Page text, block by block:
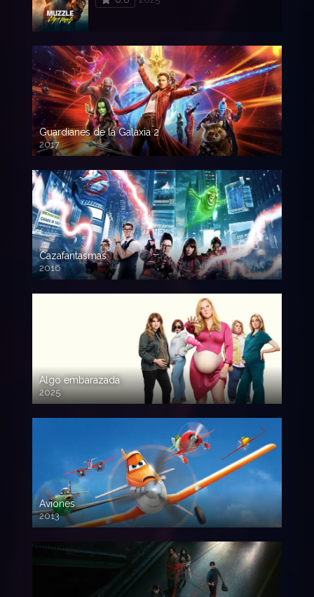
Guardianes de la Galaxia 2
2017
720p HD
Cazafantasmas
2016
720p HD
Algo embarazada
2025
720p HD
Aviones
2013
720 HD